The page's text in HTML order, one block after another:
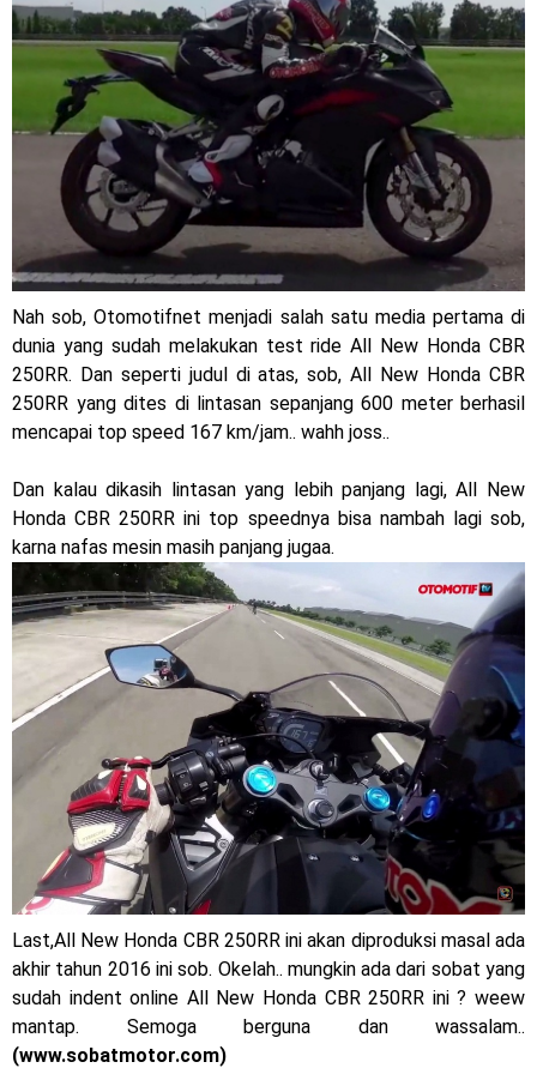
Jelajah Petualangan Tanpa Batas
Yamalube Power XP Matic resmi dirilis untuk skutik Blue
Core 125cc dengan mobilitas tinggi
Yamaha Indonesia Rilis Warna Baru Fazzio Hybrid yang lebih
Eye Catchy & Kece Abis
Sudah pakai diskbrake belakang ! Yamaha Indonesia Resmi
perkenalkan Aerox Alpha 155 Turbo !
Yamaha Nmax Turbo 155 sudah lahir, Aerox Turbo hanya
tinggal menunggu waktu ?
2025, harganya mantap !
Dukung MotoGP Mandalika 2024, AHM serahkan 10 unit
motor listrik EM1 e
Yamaha Indonesia resmi luncurkan Nmax 155 Turbo
Sudah pakai winglet Karbon, Yamaha resmi merilis YZF-R1
dan YZF-R1M model 2025 !
Begini penampakan livery Kawasaki Ninja ZX-25RR KRT
Edition 2025
Berkenalan dengan KTM 990 RC R, jagoan baru dari KTM !
Yamaha Rilis New R15M versi 2024, makin sangar !
Penampakan tim Red Bull KTM Factory Racing musim 2024 !
MotoGP : Francesco Bagnaia Juara Dunia MotoGP musim
Nah sob, Otomotifnet menjadi salah satu media pertama di
dunia yang sudah melakukan test ride All New Honda CBR
250RR. Dan seperti judul di atas, sob, All New Honda CBR
250RR yang dites di lintasan sepanjang 600 meter berhasil
mencapai top speed 167 km/jam.. wahh joss..
Dan kalau dikasih lintasan yang lebih panjang lagi, All New
Honda CBR 250RR ini top speednya bisa nambah lagi sob,
karna nafas mesin masih panjang jugaa.
Last,All New Honda CBR 250RR ini akan diproduksi masal ada
akhir tahun 2016 ini sob. Okelah.. mungkin ada dari sobat yang
sudah indent online All New Honda CBR 250RR ini ? weew
mantap. Semoga berguna dan wassalam..
(www.sobatmotor.com)